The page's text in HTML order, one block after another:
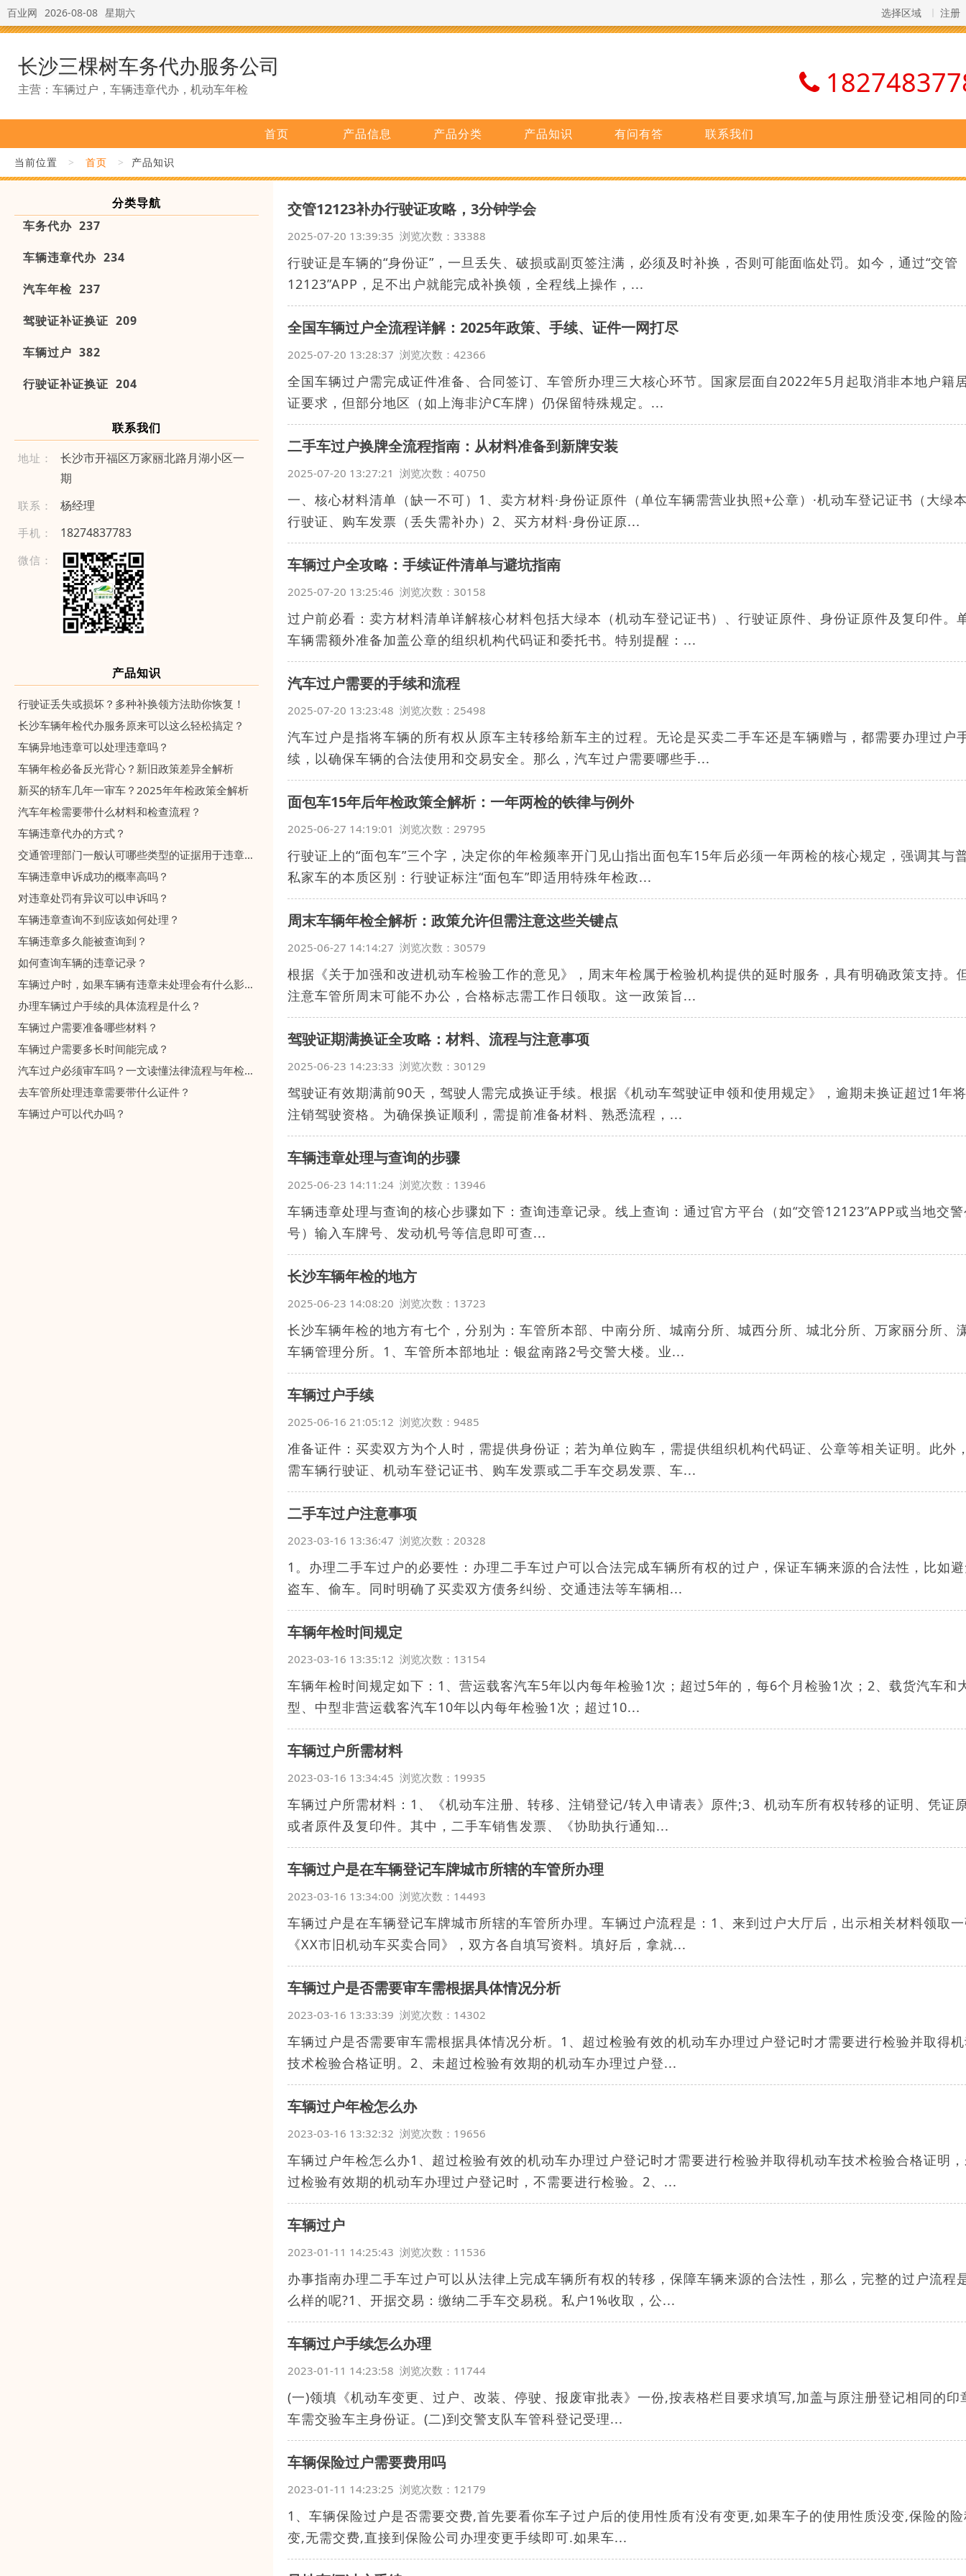
百业网 2026-08-08 星期六 选择区域 注册
长沙三棵树车务代办服务公司
主营：车辆过户，车辆违章代办，机动车年检
首页 产品信息 产品分类 产品知识 有问有答 联系我们
当前位置 > 首页 > 产品知识
分类导航
车务代办 237
车辆违章代办 234
汽车年检 237
驾驶证补证换证 209
车辆过户 382
行驶证补证换证 204
联系我们
地址：
长沙市开福区万家丽北路月湖小区一
期
联系： 杨经理
手机： 1 8 27 48 3 77 8 3
微信：
产品知识
行驶证丢失或损坏？多种补换领方法助你恢复！
长沙车辆年检代办服务原来可以这么轻松搞定？
车辆异地违章可以处理违章吗？
车辆年检必备反光背心？新旧政策差异全解析
新买的轿车几年一审车？2025年年检政策全解析
汽车年检需要带什么材料和检查流程？
车辆违章代办的方式？
交通管理部门一般认可哪些类型的证据用于违章申诉？
车辆违章申诉成功的概率高吗？
对违章处罚有异议可以申诉吗？
车辆违章查询不到应该如何处理？
车辆违章多久能被查询到？
如何查询车辆的违章记录？
车辆过户时，如果车辆有违章未处理会有什么影响？
办理车辆过户手续的具体流程是什么？
车辆过户需要准备哪些材料？
车辆过户需要多长时间能完成？
汽车过户必须审车吗？一文读懂法律流程与年检关联
去车管所处理违章需要带什么证件？
车辆过户可以代办吗？
交管12123补办行驶证攻略，3分钟学会
2025-07-20 13:39:35 浏览次数：33388
行驶证是车辆的“身份证”，一旦丢失、破损或副页签注满，必须及时补换，否则可能面临处罚。如今，通过“交管
12123”APP，足不出户就能完成补换领，全程线上操作，...
全国车辆过户全流程详解：2025年政策、手续、证件一网打尽
2025-07-20 13:28:37 浏览次数：42366
全国车辆过户需完成证件准备、合同签订、车管所办理三大核心环节。国家层面自2022年5月起取消非本地户籍
证要求，但部分地区（如上海非沪C车牌）仍保留特殊规定。...
二手车过户换牌全流程指南：从材料准备到新牌安装
2025-07-20 13:27:21 浏览次数：40750
一、核心材料清单（缺一不可）1、卖方材料·身份证原件（单位车辆需营业执照+公章）·机动车登记证书（大绿
行驶证、购车发票（丢失需补办）2、买方材料·身份证原...
车辆过户全攻略：手续证件清单与避坑指南
2025-07-20 13:25:46 浏览次数：30158
过户前必看：卖方材料清单详解核心材料包括大绿本（机动车登记证书）、行驶证原件、身份证原件及复印件。
车辆需额外准备加盖公章的组织机构代码证和委托书。特别提醒：...
汽车过户需要的手续和流程
2025-07-20 13:23:48 浏览次数：25498
汽车过户是指将车辆的所有权从原车主转移给新车主的过程。无论是买卖二手车还是车辆赠与，都需要办理过户
续，以确保车辆的合法使用和交易安全。那么，汽车过户需要哪些手...
面包车15年后年检政策全解析：一年两检的铁律与例外
2025-06-27 14:19:01 浏览次数：29795
行驶证上的“面包车”三个字，决定你的年检频率开门见山指出面包车15年后必须一年两检的核心规定，强调其与
私家车的本质区别：行驶证标注“面包车”即适用特殊年检政...
周末车辆年检全解析：政策允许但需注意这些关键点
2025-06-27 14:14:27 浏览次数：30579
根据《关于加强和改进机动车检验工作的意见》，周末年检属于检验机构提供的延时服务，具有明确政策支持。
注意车管所周末可能不办公，合格标志需工作日领取。这一政策旨...
驾驶证期满换证全攻略：材料、流程与注意事项
2025-06-23 14:23:33 浏览次数：30129
驾驶证有效期满前90天，驾驶人需完成换证手续。根据《机动车驾驶证申领和使用规定》，逾期未换证超过1年
注销驾驶资格。为确保换证顺利，需提前准备材料、熟悉流程，...
‌车辆违章处理与查询的步骤
2025-06-23 14:11:24 浏览次数：13946
车辆违章处理与查询的核心步骤如下‌：‌查询违章记录‌。‌线上查询‌：通过官方平台（如“交管12123”APP或当地交
号）输入车牌号、发动机号等信息即可查...
长沙车辆年检的地方
2025-06-23 14:08:20 浏览次数：13723
长沙车辆年检的地方有七个，分别为：车管所本部、中南分所、城南分所、城西分所、城北分所、万家丽分所、
车辆管理分所。1、车管所本部地址：银盆南路2号交警大楼。业...
车辆过户手续
2025-06-16 21:05:12 浏览次数：9485
准备证件：买卖双方为个人时，需提供身份证；若为单位购车，需提供组织机构代码证、公章等相关证明。此外
需车辆行驶证、机动车登记证书、购车发票或二手车交易发票、车...
二手车过户注意事项
2023-03-16 13:36:47 浏览次数：20328
1。办理二手车过户的必要性：办理二手车过户可以合法完成车辆所有权的过户，保证车辆来源的合法性，比如
盗车、偷车。同时明确了买卖双方债务纠纷、交通违法等车辆相...
车辆年检时间规定
2023-03-16 13:35:12 浏览次数：13154
车辆年检时间规定如下：1、营运载客汽车5年以内每年检验1次；超过5年的，每6个月检验1次；2、载货汽车和
型、中型非营运载客汽车10年以内每年检验1次；超过10...
车辆过户所需材料
2023-03-16 13:34:45 浏览次数：19935
车辆过户所需材料：1、《机动车注册、转移、注销登记/转入申请表》原件;3、机动车所有权转移的证明、凭证
或者原件及复印件。其中，二手车销售发票、《协助执行通知...
车辆过户是在车辆登记车牌城市所辖的车管所办理
2023-03-16 13:34:00 浏览次数：14493
车辆过户是在车辆登记车牌城市所辖的车管所办理。车辆过户流程是：1、来到过户大厅后，出示相关材料领取
《XX市旧机动车买卖合同》，双方各自填写资料。填好后，拿就...
车辆过户是否需要审车需根据具体情况分析
2023-03-16 13:33:39 浏览次数：14302
车辆过户是否需要审车需根据具体情况分析。1、超过检验有效的机动车办理过户登记时才需要进行检验并取得
技术检验合格证明。2、未超过检验有效期的机动车办理过户登...
车辆过户年检怎么办
2023-03-16 13:32:32 浏览次数：19656
车辆过户年检怎么办1、超过检验有效的机动车办理过户登记时才需要进行检验并取得机动车技术检验合格证明
过检验有效期的机动车办理过户登记时，不需要进行检验。2、...
车辆过户
2023-01-11 14:25:43 浏览次数：11536
办事指南办理二手车过户可以从法律上完成车辆所有权的转移，保障车辆来源的合法性，那么，完整的过户流程
么样的呢?1、开据交易：缴纳二手车交易税。私户1%收取，公...
车辆过户手续怎么办理
2023-01-11 14:23:58 浏览次数：11744
(一)领填《机动车变更、过户、改装、停驶、报废审批表》一份,按表格栏目要求填写,加盖与原注册登记相同的印
车需交验车主身份证。(二)到交警支队车管科登记受理...
车辆保险过户需要费用吗
2023-01-11 14:23:25 浏览次数：12179
1、车辆保险过户是否需要交费,首先要看你车子过户后的使用性质有没有变更,如果车子的使用性质没变,保险的
变,无需交费,直接到保险公司办理变更手续即可.如果车...